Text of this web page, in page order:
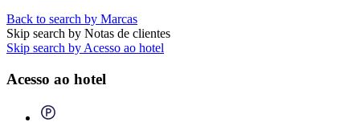
Back to search by Marcas
Skip search by Notas de clientes
Skip search by Acesso ao hotel
Acesso ao hotel